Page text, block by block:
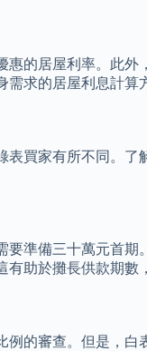
的居屋利率。此外
求的居屋利息計算
買家有所不同。了
準備三十萬元首期
助於攤長供款期數
的審查。但是，白